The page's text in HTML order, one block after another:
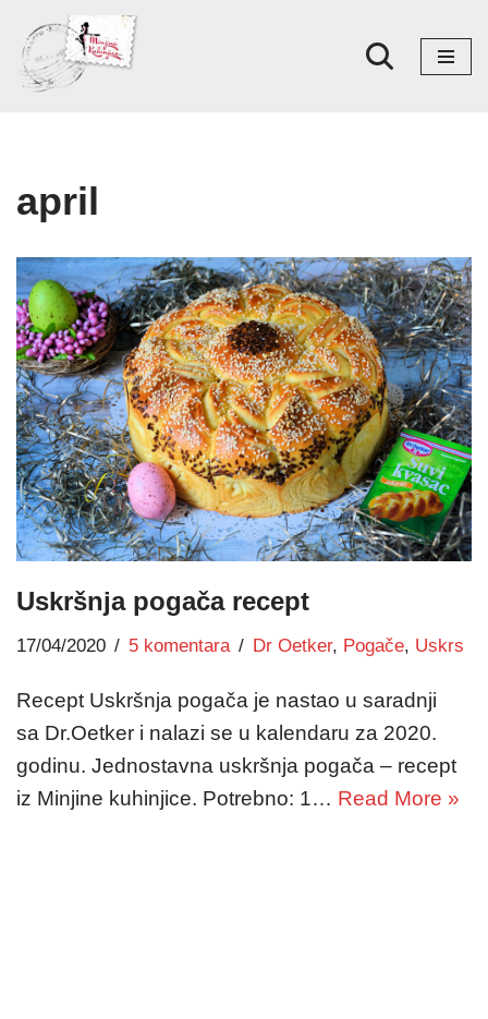
Skoči
na
april
Uskršnja pogača recept
17/04/2020 5 komentara Dr Oetker, Pogače, Uskrs
Recept Uskršnja pogača je nastao u saradnji
sa Dr.Oetker i nalazi se u kalendaru za 2020.
godinu. Jednostavna uskršnja pogača – recept
iz Minjine kuhinjice. Potrebno: 1… Read More »